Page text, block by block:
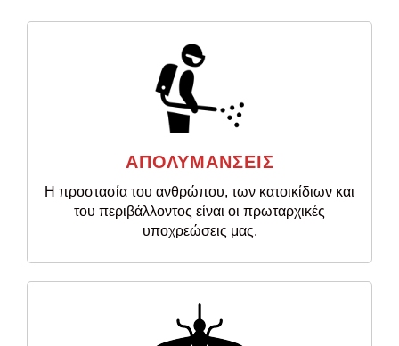
ΑΠΟΛΥΜΑΝΣΕΙΣ
Η προστασία του ανθρώπου, των κατοικίδιων και
του περιβάλλοντος είναι οι πρωταρχικές
υποχρεώσεις μας.